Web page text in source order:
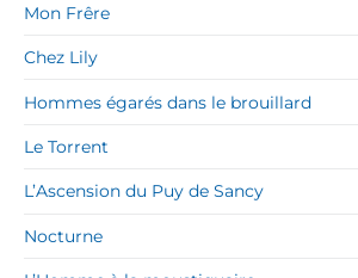
Mon Frêre
Chez Lily
Hommes égarés dans le brouillard
Le Torrent
L’Ascension du Puy de Sancy
Nocturne